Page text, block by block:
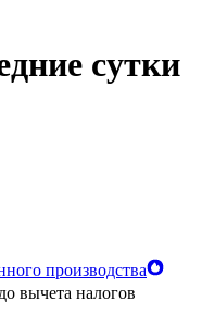
сутки
производства
вычета налогов